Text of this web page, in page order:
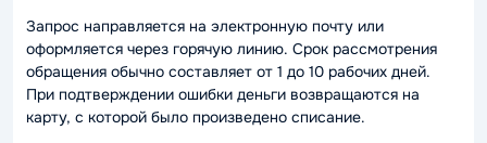
Запрос направляется на электронную почту или
оформляется через горячую линию. Срок рассмотрения
обращения обычно составляет от 1 до 10 рабочих дней.
При подтверждении ошибки деньги возвращаются на
карту, с которой было произведено списание.